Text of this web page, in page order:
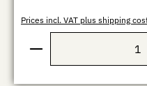
Eleganz.
Prices incl. VAT plus shipping
Product Quantity: